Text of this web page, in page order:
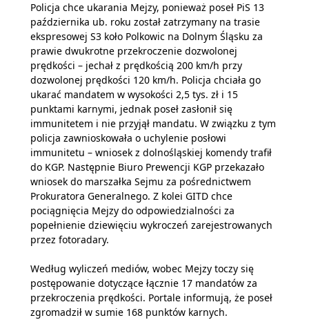
Policja chce ukarania Mejzy, ponieważ poseł PiS 13
października ub. roku został zatrzymany na trasie
ekspresowej S3 koło Polkowic na Dolnym Śląsku za
prawie dwukrotne przekroczenie dozwolonej
prędkości – jechał z prędkością 200 km/h przy
dozwolonej prędkości 120 km/h. Policja chciała go
ukarać mandatem w wysokości 2,5 tys. zł i 15
punktami karnymi, jednak poseł zasłonił się
immunitetem i nie przyjął mandatu. W związku z tym
policja zawnioskowała o uchylenie posłowi
immunitetu – wniosek z dolnośląskiej komendy trafił
do KGP. Następnie Biuro Prewencji KGP przekazało
wniosek do marszałka Sejmu za pośrednictwem
Prokuratora Generalnego. Z kolei GITD chce
pociągnięcia Mejzy do odpowiedzialności za
popełnienie dziewięciu wykroczeń zarejestrowanych
przez fotoradary.
Według wyliczeń mediów, wobec Mejzy toczy się
postępowanie dotyczące łącznie 17 mandatów za
przekroczenia prędkości. Portale informują, że poseł
zgromadził w sumie 168 punktów karnych.